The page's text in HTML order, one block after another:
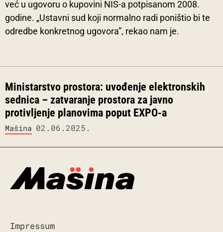
već u ugovoru o kupovini NIS-a potpisanom 2008.
godine. „Ustavni sud koji normalno radi poništio bi te
odredbe konkretnog ugovora”, rekao nam je.
Ministarstvo prostora: uvođenje elektronskih
sednica – zatvaranje prostora za javno
protivljenje planovima poput EXPO-a
Mašina 02.06.2025.
Impressum